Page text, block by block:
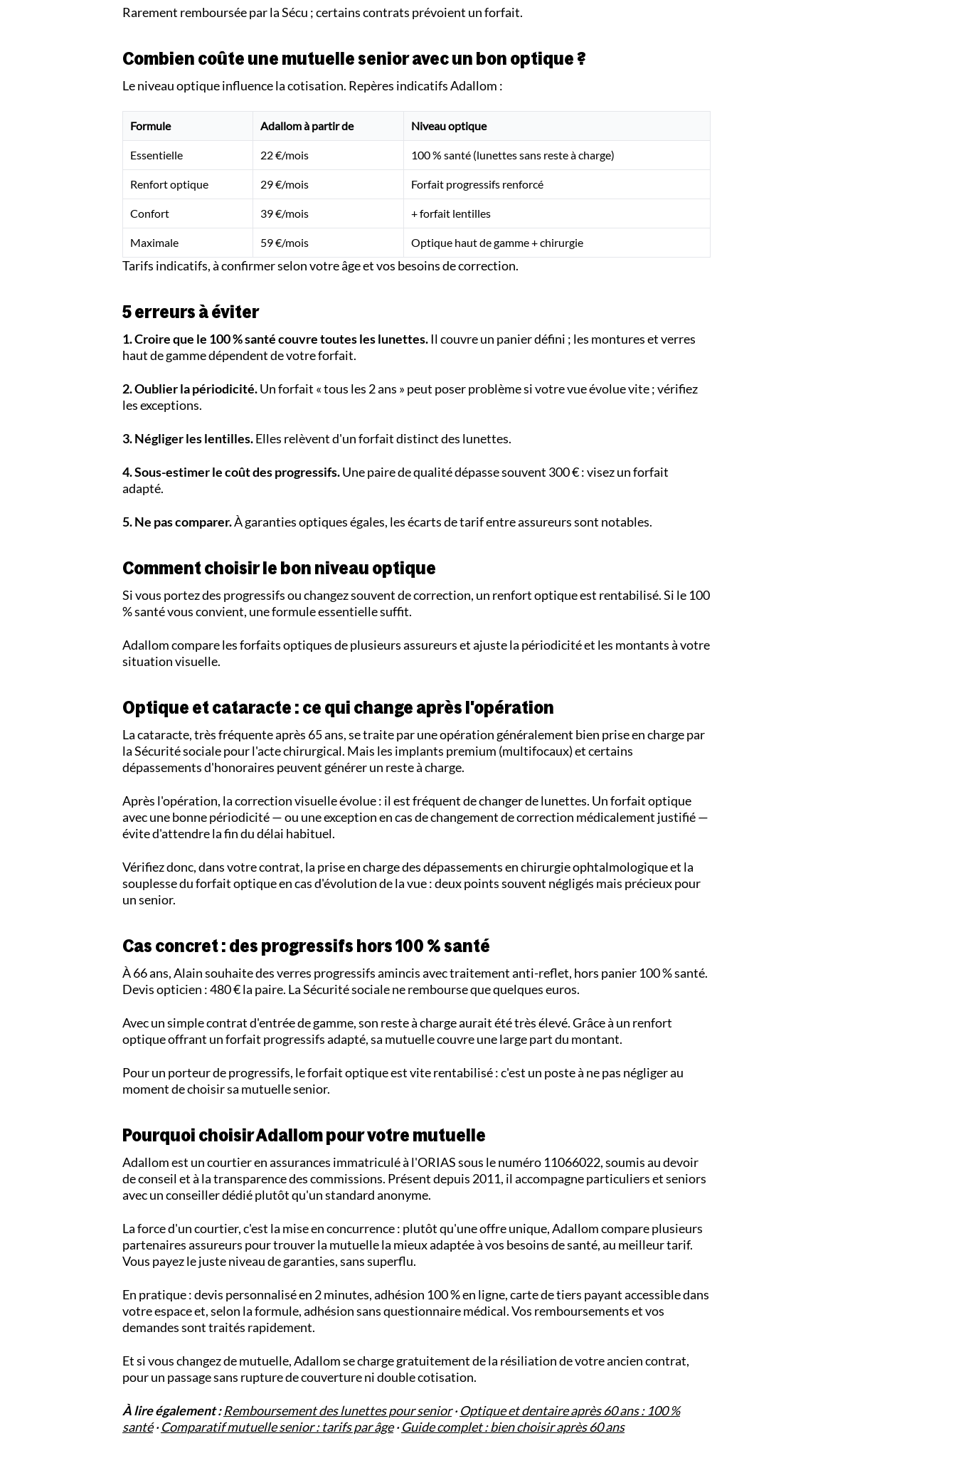
Rarement remboursée par la Sécu ; certains contrats prévoient un forfait.
Combien coûte une mutuelle senior avec un bon optique ?
Le niveau optique influence la cotisation. Repères indicatifs Adallom :
Formule Adallom à partir de Niveau optique
Essentielle 22 €/mois 100 % santé (lunettes sans reste à charge)
Renfort optique 29 €/mois Forfait progressifs renforcé
Confort 39 €/mois + forfait lentilles
Maximale 59 €/mois Optique haut de gamme + chirurgie
Tarifs indicatifs, à confirmer selon votre âge et vos besoins de correction.
5 erreurs à éviter
1. Croire que le 100 % santé couvre toutes les lunettes.Il couvre un panier défini ; les montures et verres
haut de gamme dépendent de votre forfait.
2. Oublier la périodicité.Un forfait « tous les 2 ans » peut poser problème si votre vue évolue vite ; vérifiez
les exceptions.
3. Négliger les lentilles.Elles relèvent d'un forfait distinct des lunettes.
4. Sous-estimer le coût des progressifs.Une paire de qualité dépasse souvent 300 € : visez un forfait
adapté.
5. Ne pas comparer.À garanties optiques égales, les écarts de tarif entre assureurs sont notables.
Comment choisir le bon niveau optique
Si vous portez des progressifs ou changez souvent de correction, un renfort optique est rentabilisé. Si le 100
% santé vous convient, une formule essentielle suffit.
Adallom compare les forfaits optiques de plusieurs assureurs et ajuste la périodicité et les montants à votre
situation visuelle.
Optique et cataracte : ce qui change après l'opération
La cataracte, très fréquente après 65 ans, se traite par une opération généralement bien prise en charge par
la Sécurité sociale pour l'acte chirurgical. Mais les implants premium (multifocaux) et certains
dépassements d'honoraires peuvent générer un reste à charge.
Après l'opération, la correction visuelle évolue : il est fréquent de changer de lunettes. Un forfait optique
avec une bonne périodicité — ou une exception en cas de changement de correction médicalement justifié —
évite d'attendre la fin du délai habituel.
Vérifiez donc, dans votre contrat, la prise en charge des dépassements en chirurgie ophtalmologique et la
souplesse du forfait optique en cas d'évolution de la vue : deux points souvent négligés mais précieux pour
un senior.
Cas concret : des progressifs hors 100 % santé
À 66 ans, Alain souhaite des verres progressifs amincis avec traitement anti-reflet, hors panier 100 % santé.
Devis opticien : 480 € la paire. La Sécurité sociale ne rembourse que quelques euros.
Avec un simple contrat d'entrée de gamme, son reste à charge aurait été très élevé. Grâce à un renfort
optique offrant un forfait progressifs adapté, sa mutuelle couvre une large part du montant.
Pour un porteur de progressifs, le forfait optique est vite rentabilisé : c'est un poste à ne pas négliger au
moment de choisir sa mutuelle senior.
Pourquoi choisir Adallom pour votre mutuelle
Adallom est un courtier en assurances immatriculé à l'ORIAS sous le numéro 11066022, soumis au devoir
de conseil et à la transparence des commissions. Présent depuis 2011, il accompagne particuliers et seniors
avec un conseiller dédié plutôt qu'un standard anonyme.
La force d'un courtier, c'est la mise en concurrence : plutôt qu'une offre unique, Adallom compare plusieurs
partenaires assureurs pour trouver la mutuelle la mieux adaptée à vos besoins de santé, au meilleur tarif.
Vous payez le juste niveau de garanties, sans superflu.
En pratique : devis personnalisé en 2 minutes, adhésion 100 % en ligne, carte de tiers payant accessible dans
votre espace et, selon la formule, adhésion sans questionnaire médical. Vos remboursements et vos
demandes sont traités rapidement.
Et si vous changez de mutuelle, Adallom se charge gratuitement de la résiliation de votre ancien contrat,
pour un passage sans rupture de couverture ni double cotisation.
À lire également : Remboursement des lunettes pour senior·Optique et dentaire après 60 ans : 100 %
santé·Comparatif mutuelle senior : tarifs par âge·Guide complet : bien choisir après 60 ans